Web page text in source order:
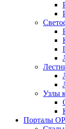
Узлы
Порталы